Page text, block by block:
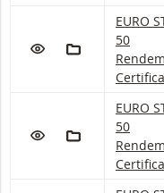
VOEG TOE AAN
AAN
EURO
50
VOEG TOE AAN
AAN
EURO
50